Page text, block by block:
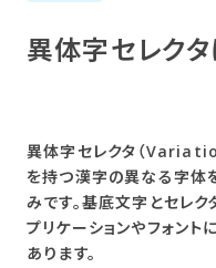
異体字セレク
異体字セレクタ（
を持つ漢字の異なる字
みです。基底文字とセレ
プリケーションやフォン
あります。